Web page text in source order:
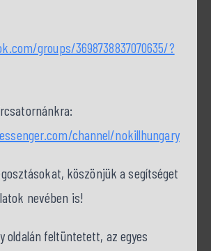
groups/3698738837070635/?
channel/nokillhungary
köszönjük a segítséget
nevében is!
oldalán feltüntetett, az egyes